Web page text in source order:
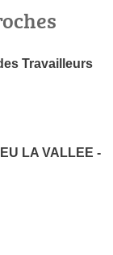
Travailleurs
LA VALLEE -